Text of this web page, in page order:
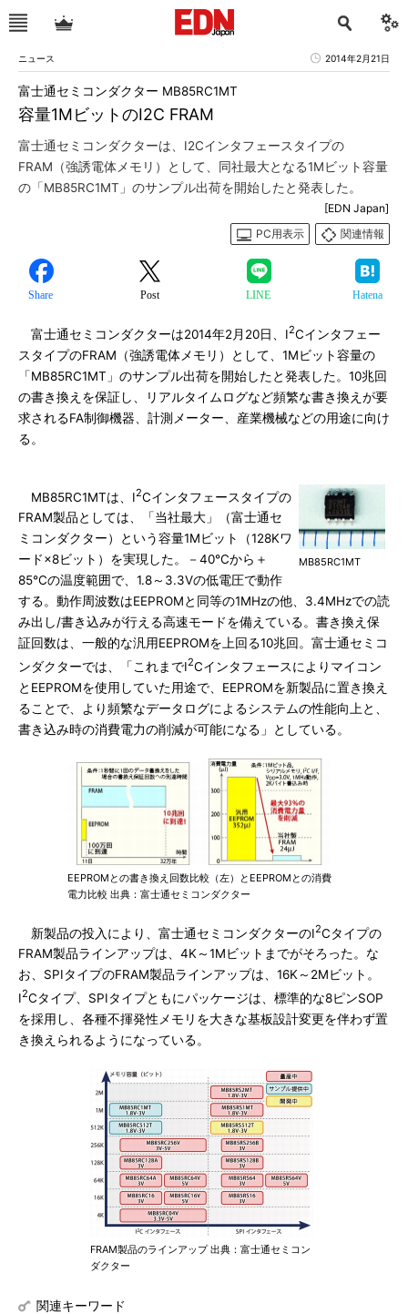
ニュース 2014年2月21日
容量1MビットのI2C FRAM
富士通セミコンダクター MB85RC1MT
富士通セミコンダクターは、I2Cインタフェースタイプの
FRAM（強誘電体メモリ）として、同社最大となる1Mビット容量
の「MB85RC1MT」のサンプル出荷を開始したと発表した。
[EDN Japan]
PC用表示
関連情報
Share Post LINE Hatena
富士通セミコンダクターは2014年2月20日、I2Cインタフェー
スタイプのFRAM（強誘電体メモリ）として、1Mビット容量の
「MB85RC1MT」のサンプル出荷を開始したと発表した。10兆回
の書き換えを保証し、リアルタイムログなど頻繁な書き換えが要
求されるFA制御機器、計測メーター、産業機械などの用途に向け
る。
MB85RC1MT
MB85RC1MTは、I2Cインタフェースタイプの
FRAM製品としては、「当社最大」（富士通セ
ミコンダクター）という容量1Mビット（128Kワ
ード×8ビット）を実現した。－40℃から＋
85℃の温度範囲で、1.8～3.3Vの低電圧で動作
する。動作周波数はEEPROMと同等の1MHzの他、3.4MHzでの読
み出し/書き込みが行える高速モードを備えている。書き換え保
証回数は、一般的な汎用EEPROMを上回る10兆回。富士通セミコ
ンダクターでは、「これまでI2Cインタフェースによりマイコン
とEEPROMを使用していた用途で、EEPROMを新製品に置き換え
ることで、より頻繁なデータログによるシステムの性能向上と、
書き込み時の消費電力の削減が可能になる」としている。
EEPROMとの書き換え回数比較（左）とEEPROMとの消費
電力比較 出典：富士通セミコンダクター
新製品の投入により、富士通セミコンダクターのI2Cタイプの
FRAM製品ラインアップは、4K～1Mビットまでがそろった。な
お、SPIタイプのFRAM製品ラインアップは、16K～2Mビット。
I2Cタイプ、SPIタイプともにパッケージは、標準的な8ピンSOP
を採用し、各種不揮発性メモリを大きな基板設計変更を伴わず置
き換えられるようになっている。
FRAM製品のラインアップ 出典：富士通セミコン
ダクター
関連キーワード